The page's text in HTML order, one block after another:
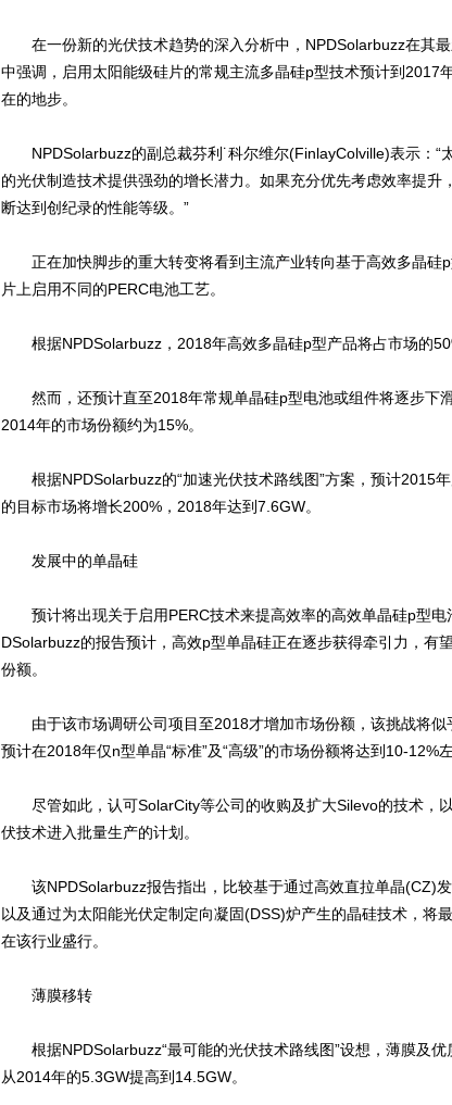
在一份新的光伏技术趋势的深入分析中，NPDSolarbuzz在其最
中强调，启用太阳能级硅片的常规主流多晶硅p型技术预计到2017
在的地步。
NPDSolarbuzz的副总裁芬利˙科尔维尔(FinlayColville)表示：“
的光伏制造技术提供强劲的增长潜力。如果充分优先考虑效率提升
断达到创纪录的性能等级。”
正在加快脚步的重大转变将看到主流产业转向基于高效多晶硅p
片上启用不同的PERC电池工艺。
根据NPDSolarbuzz，2018年高效多晶硅p型产品将占市场的
然而，还预计直至2018年常规单晶硅p型电池或组件将逐步下
2014年的市场份额约为15%。
根据NPDSolarbuzz的“加速光伏技术路线图”方案，预计2015
的目标市场将增长200%，2018年达到7.6GW。
发展中的单晶硅
预计将出现关于启用PERC技术来提高效率的高效单晶硅p型电
DSolarbuzz的报告预计，高效p型单晶硅正在逐步获得牵引力，有
份额。
由于该市场调研公司项目至2018才增加市场份额，该挑战将似
预计在2018年仅n型单晶“标准”及“高级”的市场份额将达到10-12%
尽管如此，认可SolarCity等公司的收购及扩大Silevo的技术，
伏技术进入批量生产的计划。
该NPDSolarbuzz报告指出，比较基于通过高效直拉单晶(CZ)发
以及通过为太阳能光伏定制定向凝固(DSS)炉产生的晶硅技术，将
在该行业盛行。
薄膜移转
根据NPDSolarbuzz“最可能的光伏技术路线图”设想，薄膜及优
从2014年的5.3GW提高到14.5GW。